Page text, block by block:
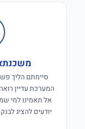
סיימתם הליך
המערכת עדיין
יודעים להציג